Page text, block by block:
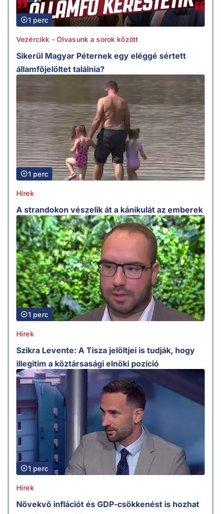
1 perc
Vezércikk - Olvasunk a sorok között
Sikerül Magyar Péternek egy eléggé sértett
államfőjelöltet találnia?
1 perc
Hírek
A strandokon vészelik át a kánikulát az emberek
1 perc
Hírek
Szikra Levente: A Tisza jelöltjei is tudják, hogy
illegitim a köztársasági elnöki pozíció
1 perc
Hírek
Növekvő inflációt és GDP-csökkenést is hozhat